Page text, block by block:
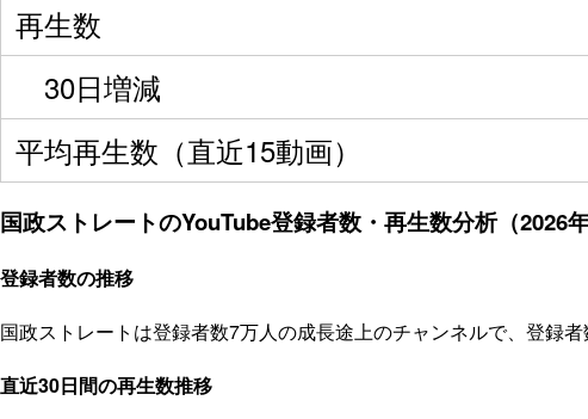
再生数
30日増減
平均再生数（直近15動画）
国政ストレートのYouTube登録者数・再生数分析（2026年
登録者数の推移
国政ストレートは登録者数7万人の成長途上のチャンネルで、登録
直近30日間の再生数推移